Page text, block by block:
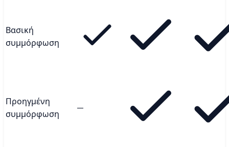
Βασική
συμμόρφωση
Προηγμένη
συμμόρφωση
—